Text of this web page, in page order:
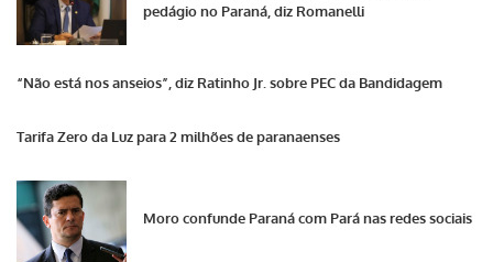
pedágio no Paraná, diz Romanelli
“Não está nos anseios”, diz Ratinho Jr. sobre PEC da Bandidagem
Tarifa Zero da Luz para 2 milhões de paranaenses
Moro confunde Paraná com Pará nas redes sociais